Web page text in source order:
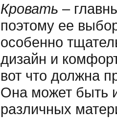
Кровать –
поэтому ее
особенно
дизайн и
вот что должна
Она может быть
различных